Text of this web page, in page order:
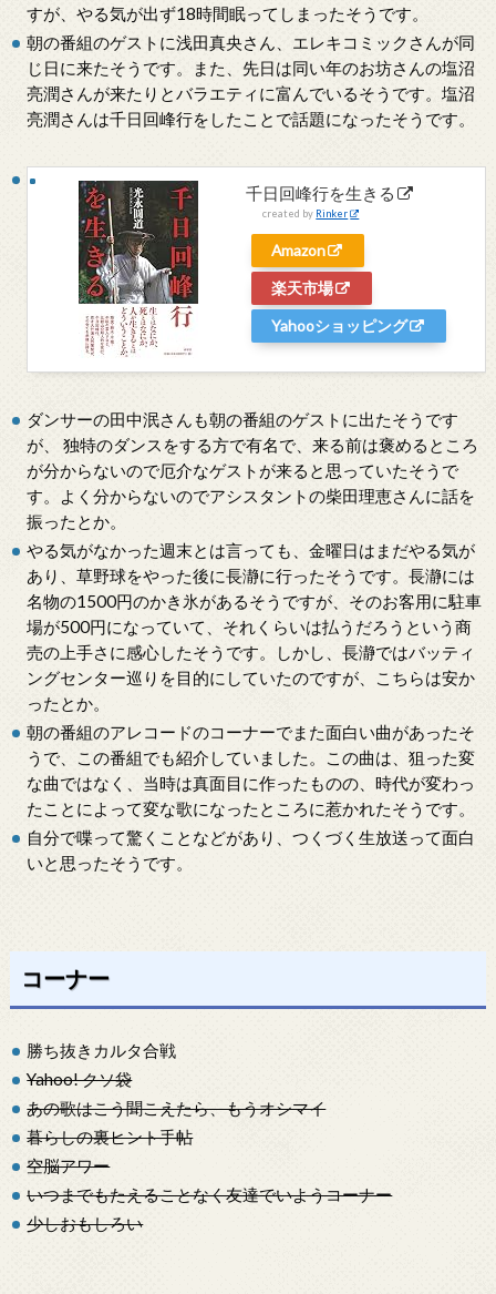
すが、やる気が出ず18時間眠ってしまったそうです。
朝の番組のゲストに浅田真央さん、エレキコミックさんが同
じ日に来たそうです。また、先日は同い年のお坊さんの塩沼
亮潤さんが来たりとバラエティに富んでいるそうです。塩沼
亮潤さんは千日回峰行をしたことで話題になったそうです。
千日回峰行を生きる
created by Rinker
Amazon
楽天市場
Yahooショッピング
ダンサーの田中泯さんも朝の番組のゲストに出たそうです
が、 独特のダンスをする方で有名で、来る前は褒めるところ
が分からないので厄介なゲストが来ると思っていたそうで
す。よく分からないのでアシスタントの柴田理恵さんに話を
振ったとか。
やる気がなかった週末とは言っても、金曜日はまだやる気が
あり、草野球をやった後に長瀞に行ったそうです。長瀞には
名物の1500円のかき氷があるそうですが、そのお客用に駐車
場が500円になっていて、それくらいは払うだろうという商
売の上手さに感心したそうです。しかし、長瀞ではバッティ
ングセンター巡りを目的にしていたのですが、こちらは安か
ったとか。
朝の番組のアレコードのコーナーでまた面白い曲があったそ
うで、この番組でも紹介していました。この曲は、狙った変
な曲ではなく、当時は真面目に作ったものの、時代が変わっ
たことによって変な歌になったところに惹かれたそうです。
自分で喋って驚くことなどがあり、つくづく生放送って面白
いと思ったそうです。
コーナー
勝ち抜きカルタ合戦
Yahoo! クソ袋
あの歌はこう聞こえたら、もうオシマイ
暮らしの裏ヒント手帖
空脳アワー
いつまでもたえることなく友達でいようコーナー
少しおもしろい